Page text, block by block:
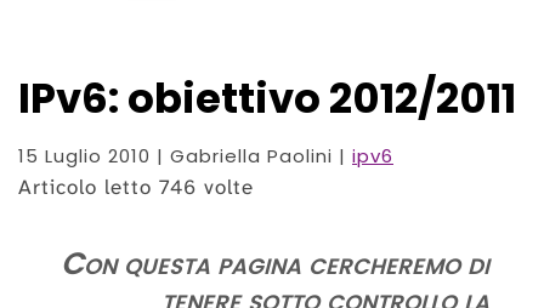
IPv6: obiettivo 2012/2011
15 Luglio 2010 | Gabriella Paolini | ipv6
Articolo letto 746 volte
Con questa pagina cercheremo di